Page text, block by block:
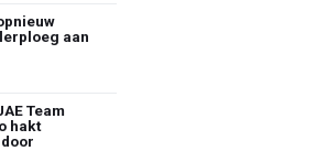
aan
Team
hakt